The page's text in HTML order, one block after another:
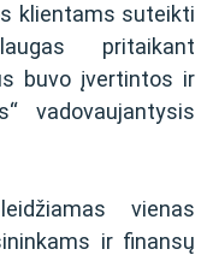
klientams suteikti
pritaikant
buvo įvertintos ir
vadovaujantysis
vienas
ir finansų